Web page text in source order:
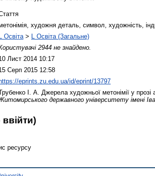
художня деталь, символ, художність,
Освіта > L Освіта (Загальне)
2944 не знайдено.
Лист 2014 10:17
Серп 2015 12:58
eprints.zu.edu.ua/id/eprint/13797
І. А. Джерела художньої метонімії у
державного університету імені
ввійти)
ресурсу